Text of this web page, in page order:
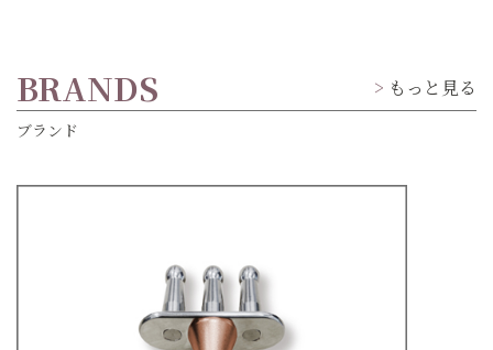
BRANDS もっと見る
ブランド